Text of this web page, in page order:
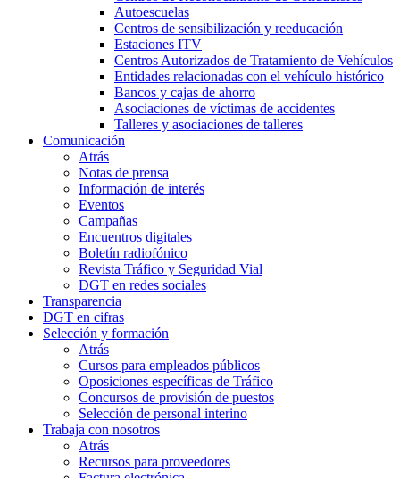
Autoescuelas
Centros de sensibilización y reeducación
Estaciones ITV
Centros Autorizados de Tratamiento de Vehículos
Entidades relacionadas con el vehículo histórico
Bancos y cajas de ahorro
Asociaciones de víctimas de accidentes
Talleres y asociaciones de talleres
Comunicación
Atrás
Notas de prensa
Información de interés
Eventos
Campañas
Encuentros digitales
Boletín radiofónico
Revista Tráfico y Seguridad Vial
DGT en redes sociales
Transparencia
DGT en cifras
Selección y formación
Atrás
Cursos para empleados públicos
Oposiciones específicas de Tráfico
Concursos de provisión de puestos
Selección de personal interino
Trabaja con nosotros
Atrás
Recursos para proveedores